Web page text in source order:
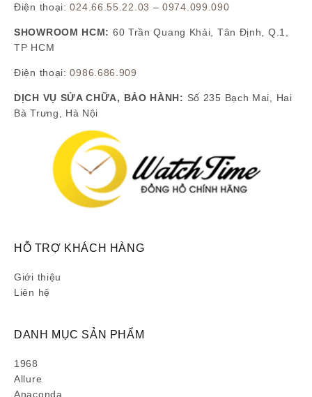
Điện thoại:024.66.55.22.03 –0974.099.090
SHOWROOM HCM: 60 Trần Quang Khải, Tân Định, Q.1,
TP HCM
Điện thoại:0986.686.909
DỊCH VỤ SỬA CHỮA, BẢO HÀNH: Số 235 Bạch Mai, Hai
Bà Trưng, Hà Nội
HỖ TRỢ KHÁCH HÀNG
Giới thiệu
Liên hệ
DANH MỤC SẢN PHẨM
1968
Allure
Anaconda